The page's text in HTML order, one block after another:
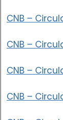
CNB –
CNB –
CNB –
CNB –